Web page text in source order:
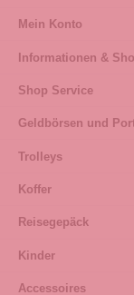
Mein Konto
Informationen &
Shop Service
Geldbörsen und
Trolleys
Koffer
Reisegepäck
Kinder
Accessoires